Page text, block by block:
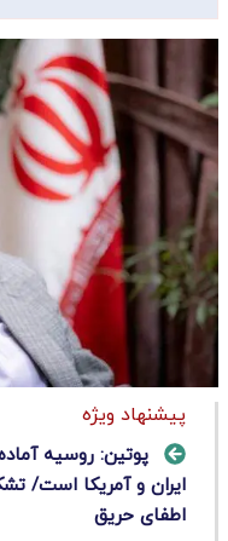
پیشنهاد ویژه
پوتین: روسیه
ایران و آمریکا است/
اطفای حریق